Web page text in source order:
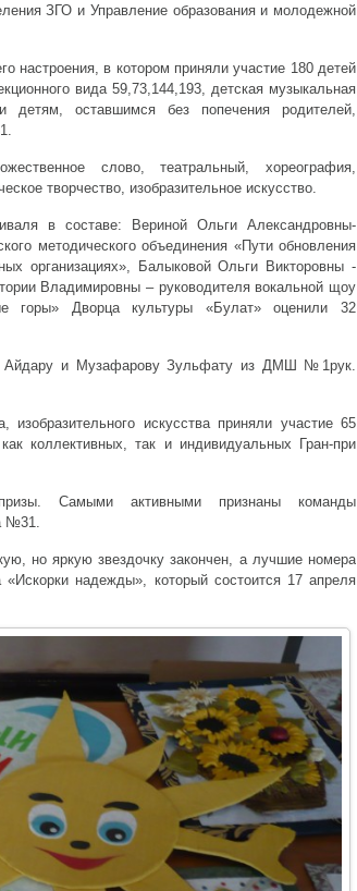
ЗГО и Управление образования и молодежной
настроения, в котором приняли участие 180 детей
вида 59,73,144,193, детская музыкальная
оставшимся без попечения родителей,
слово, театральный, хореография,
творчество, изобразительное искусство.
в составе: Вериной Ольги Александровны-
методического объединения «Пути обновления
организациях», Балыковой Ольги Викторовны -
Владимировны – руководителя вокальной щоу
горы» Дворца культуры «Булат» оценили 32
Айдару и Музафарову Зульфату из ДМШ №1рук.
изобразительного искусства приняли участие 65
коллективных, так и индивидуальных Гран-при
Самыми активными признаны команды
№31.
но яркую звездочку закончен, а лучшие номера
«Искорки надежды», который состоится 17 апреля